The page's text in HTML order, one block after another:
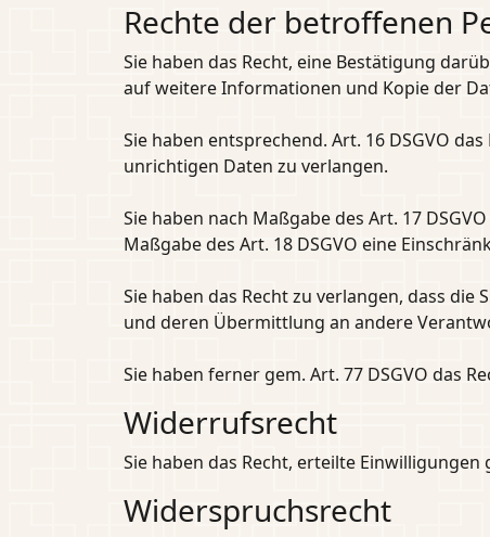
Rechte der betroffenen
Sie haben das Recht, eine Bestätigung
auf weitere Informationen und Kopie der
Sie haben entsprechend. Art. 16 DSGVO
unrichtigen Daten zu verlangen.
Sie haben nach Maßgabe des Art. 17
Maßgabe des Art. 18 DSGVO eine
Sie haben das Recht zu verlangen, dass
und deren Übermittlung an andere
Sie haben ferner gem. Art. 77 DSGVO das
Widerrufsrecht
Sie haben das Recht, erteilte
Widerspruchsrecht